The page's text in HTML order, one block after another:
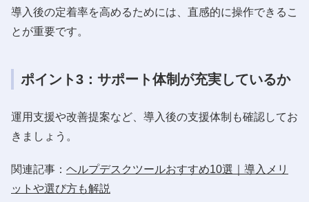
導入後の定着率を高めるためには、直感的に操作できるこ
とが重要です。
ポイント3：サポート体制が充実しているか
運用支援や改善提案など、導入後の支援体制も確認してお
きましょう。
関連記事： ヘルプデスクツールおすすめ10選｜導入メリ
ットや選び方も解説